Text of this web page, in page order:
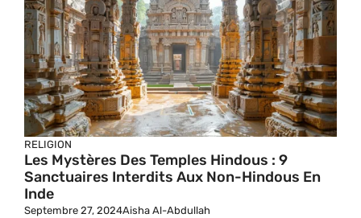
RELIGION
Les Mystères Des Temples Hindous : 9
Sanctuaires Interdits Aux Non-Hindous En
Inde
Septembre 27, 2024Aisha Al-Abdullah